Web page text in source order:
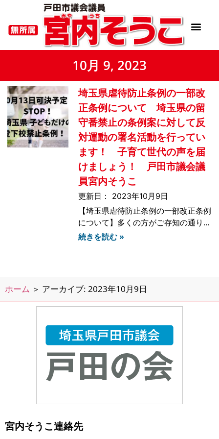
10月 9, 2023
埼玉県虐待防止条例の一部改
正条例について 埼玉県の留
守番禁止の条例案に対して反
対運動の署名活動を行ってい
ます！ 子育て世代の声を届
けましょう！ 戸田市議会議
員宮内そうこ
2023年10月9日
【埼玉県虐待防止条例の一部改正条例
について】多くの方がご存知の通り、
埼玉県虐待防止条例の一部改正条例が
に数分間だけ留守番させ
続きを読む »
ホーム ＞ アーカイブ: 2023年10月9日
宮内そうこ連絡先